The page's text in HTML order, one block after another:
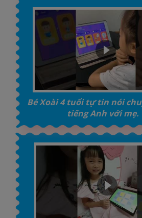
Bé Xoài 4 tuổi tự tin nói
tiếng Anh với mẹ.